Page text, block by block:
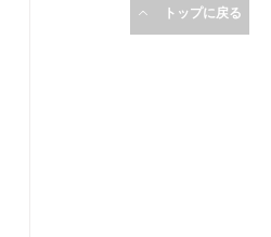
トップに戻る